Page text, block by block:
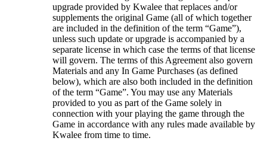
upgrade provided by Kwalee that replaces and/or
supplements the original Game (all of which together
are included in the definition of the term “Game”),
unless such update or upgrade is accompanied by a
separate license in which case the terms of that license
will govern. The terms of this Agreement also govern
Materials and any In Game Purchases (as defined
below), which are also both included in the definition
of the term “Game”. You may use any Materials
provided to you as part of the Game solely in
connection with your playing the game through the
Game in accordance with any rules made available by
Kwalee from time to time.